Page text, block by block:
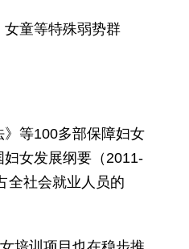
童等特殊弱势群
等100多部保障妇女
女发展纲要（2011-
全社会就业人员的